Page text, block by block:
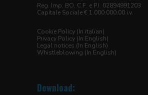
Reg. Imp. BO, C.F. e P.I. 02894991203
Capitale Sociale € 1.000.000,00 i.v.
Cookie Policy (In italian)
Privacy Policy (In English)
Legal notices (In English)
Whistleblowing (In English)
Download: